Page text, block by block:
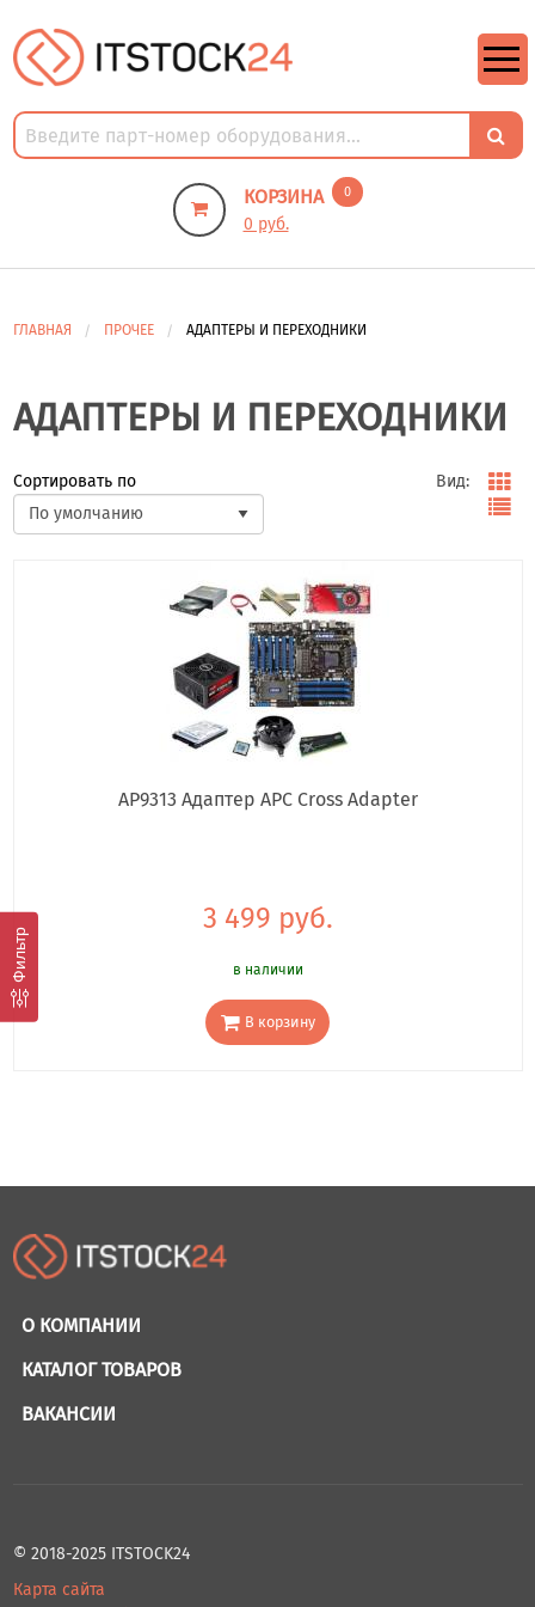
КОРЗИНА 0
0 руб.
ГЛАВНАЯ ПРОЧЕЕ АДАПТЕРЫ И ПЕРЕХОДНИКИ
АДАПТЕРЫ И ПЕРЕХОДНИКИ
Фильтр
Сортировать по Вид:
AP9313 Адаптер APC Cross Adapter
3 499 руб.
в наличии
В корзину
О КОМПАНИИ
КАТАЛОГ ТОВАРОВ
ВАКАНСИИ
© 2018-2025 ITSTOCK24
Карта сайта